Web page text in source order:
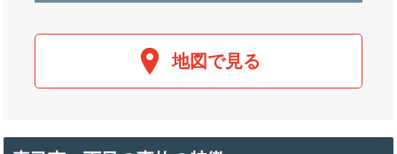
地図で見る